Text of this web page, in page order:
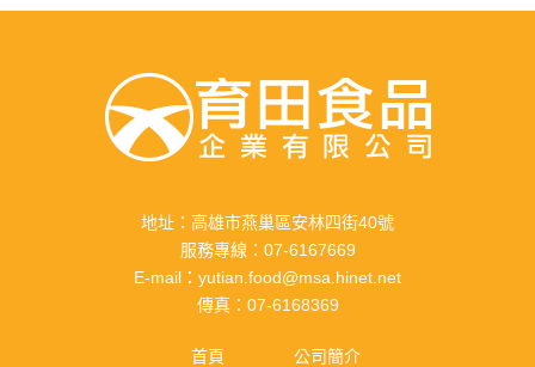
地址： 高雄市燕巢區安林四街40號
服務專線： 07-6167669
E-mail： yutian.food@msa.hinet.net
傳真： 07-6168369
首頁 公司簡介